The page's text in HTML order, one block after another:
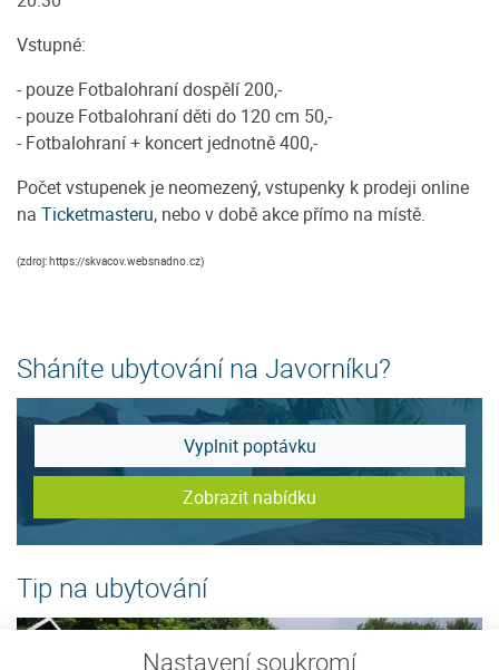
Nastavení soukromí
Vstupné:
- pouze Fotbalohraní dospělí 200,-
- pouze Fotbalohraní děti do 120 cm 50,-
- Fotbalohraní + koncert jednotně 400,-
Počet vstupenek je neomezený, vstupenky k prodeji online
na Ticketmasteru, nebo v době akce přímo na místě.
(zdroj: https://skvacov.websnadno.cz)
Sháníte ubytování na Javorníku?
Vyplnit poptávku
Zobrazit nabídku
Tip na ubytování